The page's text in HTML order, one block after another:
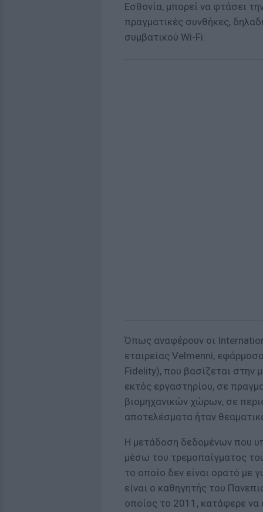
Εσθονία, μπορεί να φτάσει
πραγματικές συνθήκες,
συμβατικού Wi-Fi.
Όπως αναφέρουν οι
εταιρείας Velmenni,
Fidelity), που βασίζεται
εκτός εργαστηρίου, σε
βιομηχανικών χώρων, σε
αποτελέσματα ήταν
Η μετάδοση δεδομένων που
μέσω του τρεμοπαίγματος
το οποίο δεν είναι ορατό με
είναι ο καθηγητής του
οποίος το 2011, κατάφερε να